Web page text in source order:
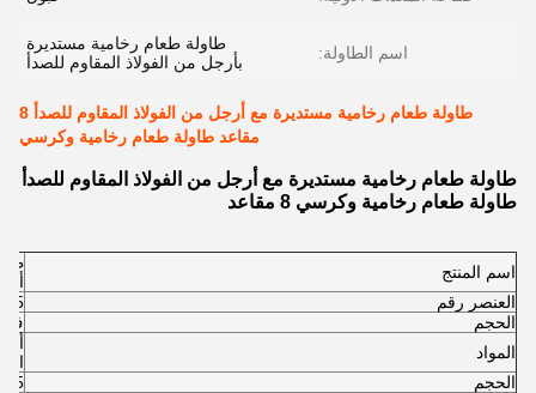
اسم الطاولة:
طاولة طعام رخامية مستديرة
بأرجل من الفولاذ المقاوم للصدأ
طاولة طعام رخامية مستديرة مع أرجل من الفولاذ المقاوم للصدأ 8
مقاعد طاولة طعام رخامية وكرسي
طاولة طعام رخامية مستديرة مع أرجل من الفولاذ المقاوم للصدأ
طاولة طعام رخامية وكرسي 8 مقاعد
اسم المنتج
العنصر رقم
الحجم
ف150*75 سم
المواد
الحجم
0.5سي بي ام/قطعة